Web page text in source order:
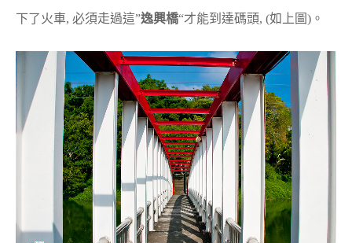
下了火車, 必須走過這”逸興橋“才能到達碼頭, (如上圖)。